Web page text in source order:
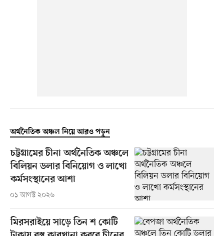
অর্থনৈতিক অঞ্চল নিয়ে আরও পড়ুন
চট্টগ্রামের চীনা অর্থনৈতিক অঞ্চলে
বিলিয়ন ডলার বিনিয়োগ ও লাখো
কর্মসংস্থানের আশা
০১ আগস্ট ২০২৬
মিরসরাইয়ে সাড়ে তিন শ কোটি